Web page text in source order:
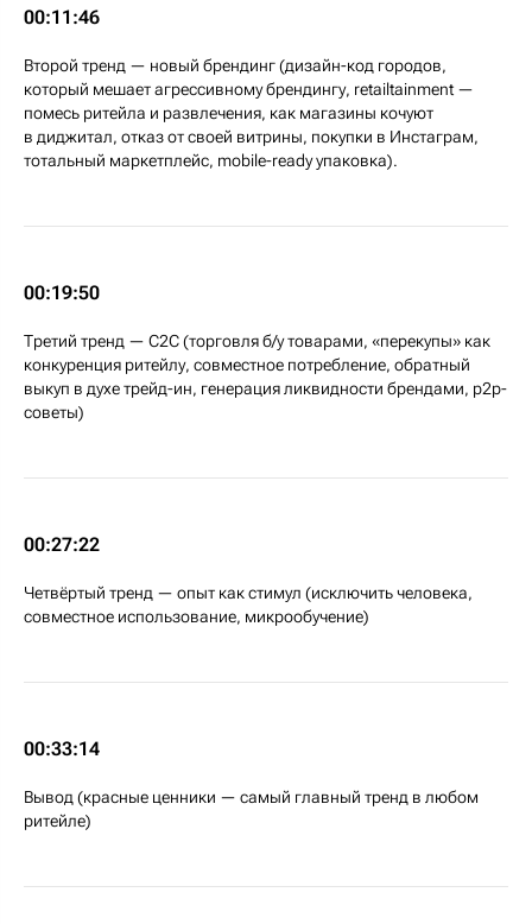
00:11:46
Второй тренд — новый брендинг (дизайн-код городов,
который мешает агрессивному брендингу, retailtainment —
помесь ритейла и развлечения, как магазины кочуют
в диджитал, отказ от своей витрины, покупки в Инстаграм,
тотальный маркетплейс, mobile-ready упаковка).
00:19:50
Третий тренд — C2C (торговля б/у товарами, «перекупы» как
конкуренция ритейлу, совместное потребление, обратный
выкуп в духе трейд-ин, генерация ликвидности брендами, p2p-
советы)
00:27:22
Четвёртый тренд — опыт как стимул (исключить человека,
совместное использование, микрообучение)
00:33:14
Вывод (красные ценники — самый главный тренд в любом
ритейле)